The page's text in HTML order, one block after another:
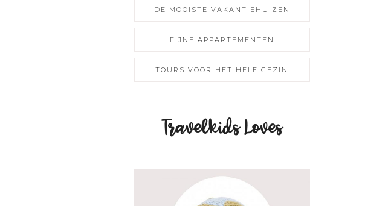
DE MOOISTE VAKANTIEHUIZEN
FIJNE APPARTEMENTEN
TOURS VOOR HET HELE GEZIN
Travelkids Loves